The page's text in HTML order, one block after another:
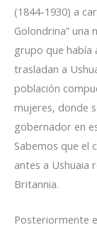
(1844-1930) a
Golondrina” una
grupo que había
trasladan a
población
mujeres, donde
gobernador en
Sabemos que el
antes a Ushuaia
Britannia.
Posteriormente